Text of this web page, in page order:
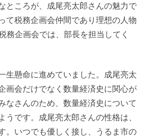
ところが、成尾亮太郎さんの魅力で
て税務企画会仲間であり理想の人物
務企画会では、部長を担当してく
生懸命に進めていました。成尾亮太
画会だけでなく数量経済史に関心が
なさんのため、数量経済史について
うです。成尾亮太郎さんの性格は、
。いつでも優しく接し、うるま市の